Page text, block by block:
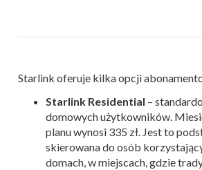
Starlink oferuje kilka opcji
Starlink Residential –
domowych użytkowników.
planu wynosi 335 zł. Jest to
skierowana do osób
domach, w miejscach, gdzie